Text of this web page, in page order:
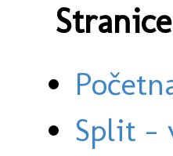
Stranice
Split -